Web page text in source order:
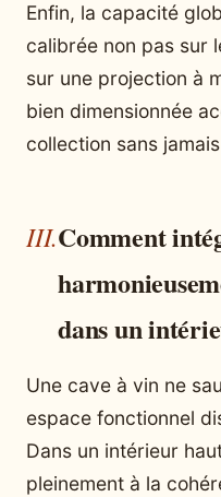
Enfin, la capacité
calibrée non pas sur
sur une projection à
bien dimensionnée
collection sans
Comment
dans un
Une cave à vin ne
espace fonctionnel
Dans un intérieur
pleinement à la